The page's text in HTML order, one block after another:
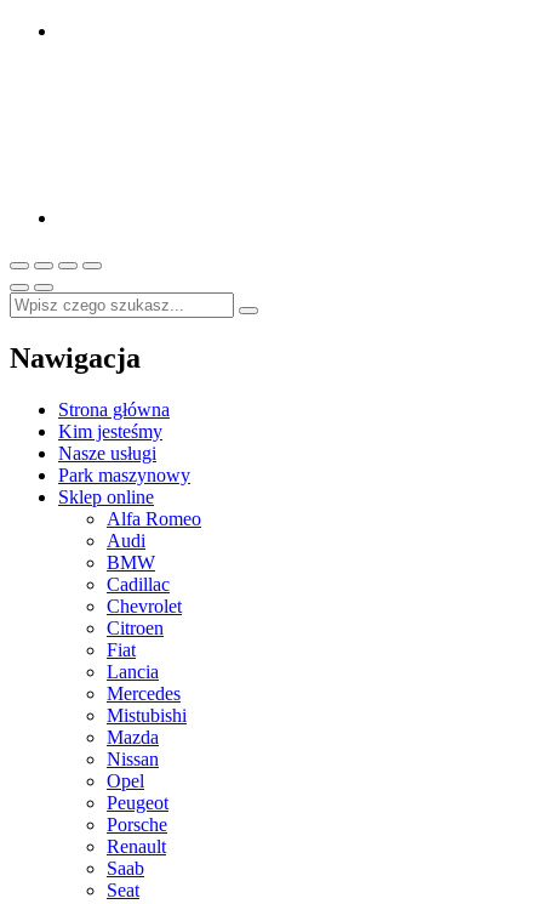
Nawigacja
Strona główna
Kim jesteśmy
Nasze usługi
Park maszynowy
Sklep online
Alfa Romeo
Audi
BMW
Cadillac
Chevrolet
Citroen
Fiat
Lancia
Mercedes
Mistubishi
Mazda
Nissan
Opel
Peugeot
Porsche
Renault
Saab
Seat